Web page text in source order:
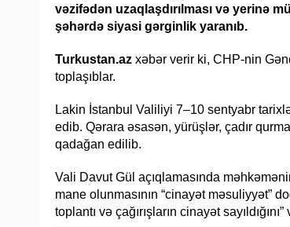
vəzifədən uzaqlaşdırılması və yerinə
şəhərdə siyasi gərginlik yaranıb.
Turkustan.az xəbər verir ki, CHP-nin
toplaşıblar.
Lakin İstanbul Valiliyi 7–10 sentyabr
edib. Qərara əsasən, yürüşlər, çadır
qadağan edilib.
Vali Davut Gül açıqlamasında
mane olunmasının “cinayət məsuliyyət”
toplantı və çağırışların cinayət